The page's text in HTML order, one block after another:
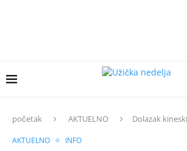
početak AKTUELNO Dolazak
AKTUELNO INFO